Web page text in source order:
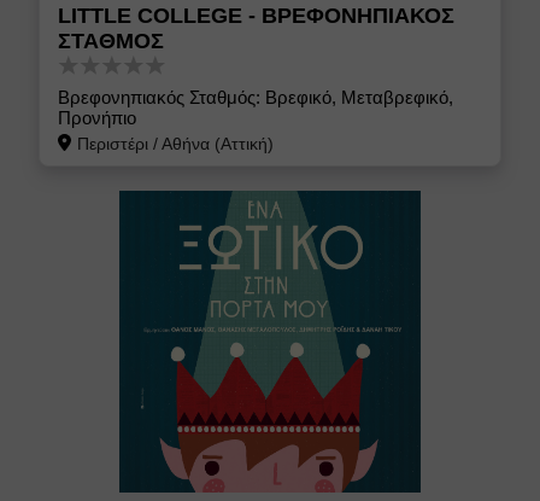
LITTLE COLLEGE - ΒΡΕΦΟΝΗΠΙΑΚΟΣ
ΣΤΑΘΜΟΣ
Βρεφονηπιακός Σταθμός: Βρεφικό, Μεταβρεφικό,
Προνήπιο
Περιστέρι /Αθήνα (Αττική)